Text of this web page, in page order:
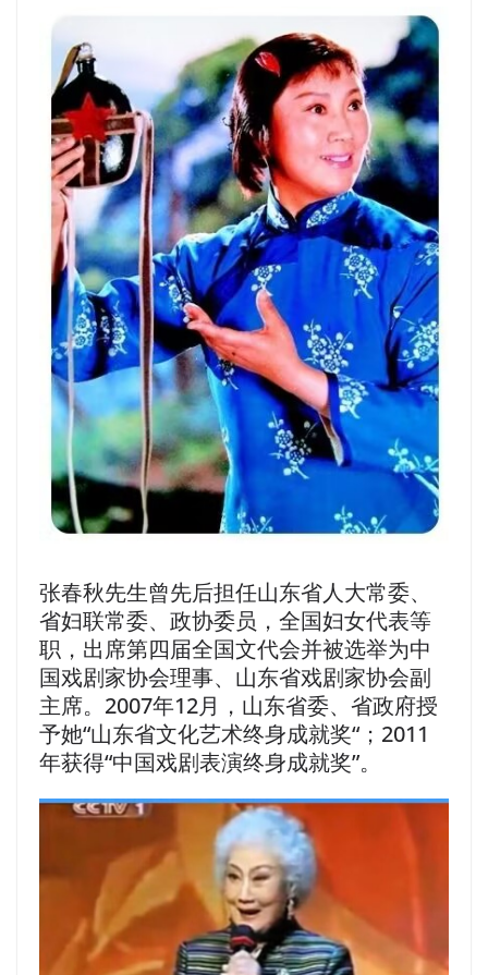
张春秋先生曾先后担任山东省人大常委、
省妇联常委、政协委员，全国妇女代表等
职，出席第四届全国文代会并被选举为中
国戏剧家协会理事、山东省戏剧家协会副
主席。2007年12月，山东省委、省政府授
予她“山东省文化艺术终身成就奖“；2011
年获得“中国戏剧表演终身成就奖”。